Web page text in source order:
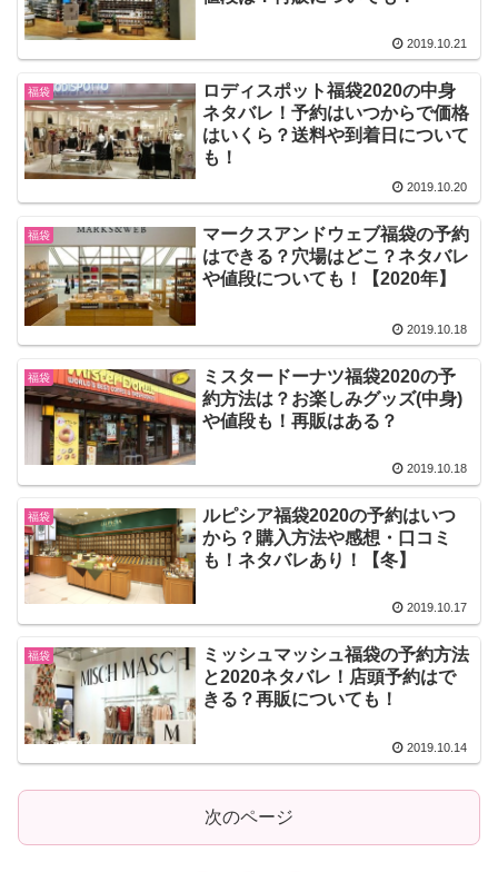
2019.10.21
福袋
ロディスポット福袋2020の中身
ネタバレ！予約はいつからで価格
はいくら？送料や到着日について
も！
2019.10.20
福袋
マークスアンドウェブ福袋の予約
はできる？穴場はどこ？ネタバレ
や値段についても！【2020年】
2019.10.18
福袋
ミスタードーナツ福袋2020の予
約方法は？お楽しみグッズ(中身)
や値段も！再販はある？
2019.10.18
福袋
ルピシア福袋2020の予約はいつ
から？購入方法や感想・口コミ
も！ネタバレあり！【冬】
2019.10.17
福袋
ミッシュマッシュ福袋の予約方法
と2020ネタバレ！店頭予約はで
きる？再販についても！
2019.10.14
次のページ